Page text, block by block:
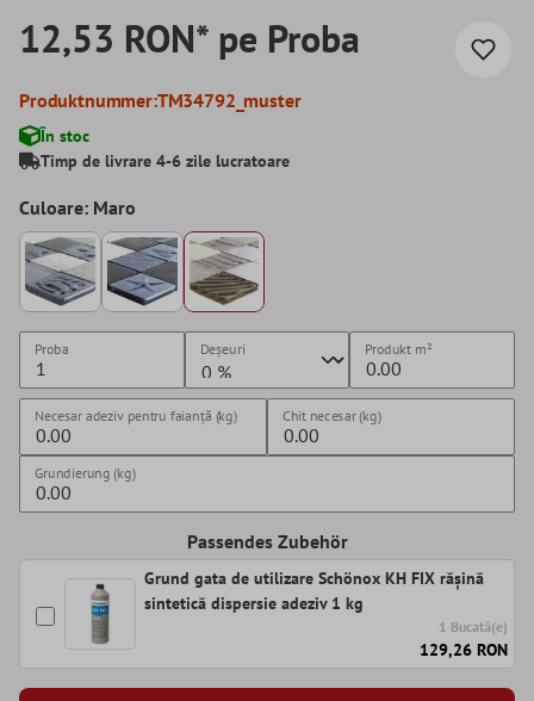
12,53 RON* pe Proba
Produktnummer:TM34792_muster
În stoc
Timp de livrare 4-6 zile lucratoare
Culoare: Maro
Proba Deșeuri Produkt m²
Necesar adeziv pentru faianță (kg) Chit necesar (kg)
Grundierung (kg)
Passendes Zubehör
Grund gata de utilizare Schönox KH FIX rășină
sintetică dispersie adeziv 1 kg
1 Bucată(e)
129,26 RON